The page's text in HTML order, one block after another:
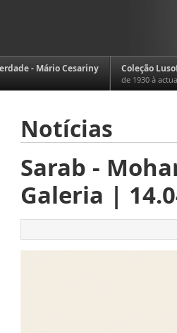
- Mário Cesariny Coleção
de 1930 à
Notícias
Sarab -
Galeria |